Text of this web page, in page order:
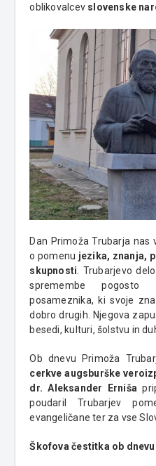
oblikovalcev slovenske
Dan Primoža Trubarja nas
o pomenu jezika, znanja,
skupnosti . Trubarjevo
spremembe pogosto
posameznika, ki svoje
dobro drugih. Njegova
besedi, kulturi, šolstvu in
Ob dnevu Primoža
cerkve augsburške
dr. Aleksander Erniša
poudaril Trubarjev
evangeličane ter za vse
Škofova čestitka ob